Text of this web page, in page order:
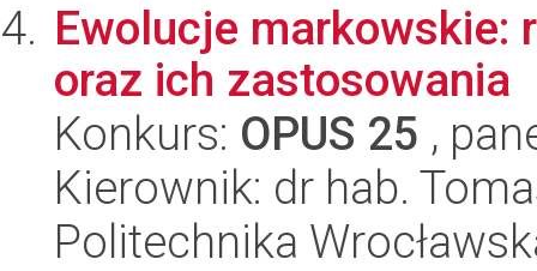
Ewolucje markowskie:
oraz ich zastosowania
Konkurs: OPUS 25 ,
Kierownik: dr hab.
Politechnika